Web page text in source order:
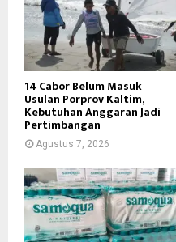
14 Cabor Belum Masuk
Usulan Porprov Kaltim,
Kebutuhan Anggaran Jadi
Pertimbangan
Agustus 7, 2026